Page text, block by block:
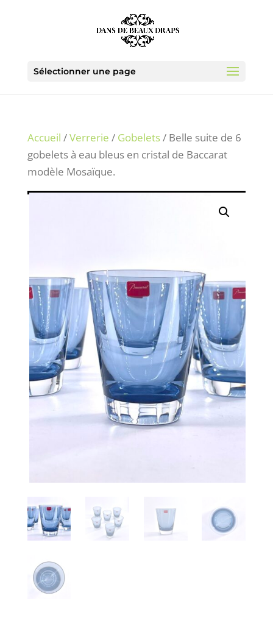
Sélectionner une page
Accueil /Verrerie / Gobelets/ Belle suite de 6
gobelets à eau bleus en cristal de Baccarat
modèle Mosaïque.